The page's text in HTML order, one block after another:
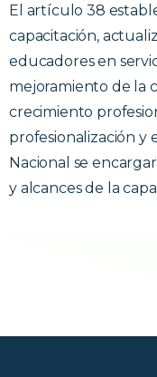
El artículo 38
capacitación,
educadores en
mejoramiento de la
crecimiento
profesionalización y
Nacional se
y alcances de la